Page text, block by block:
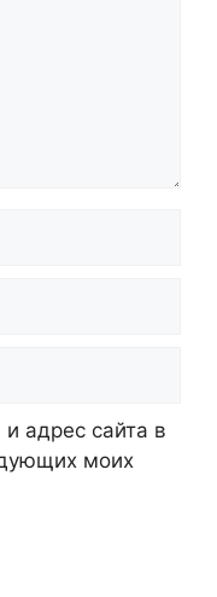
адрес сайта в
моих